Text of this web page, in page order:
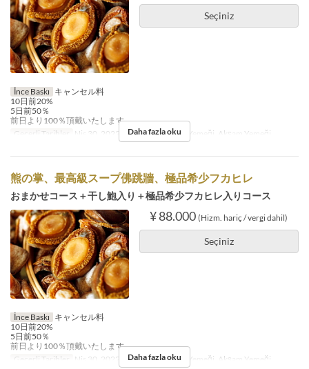
Seçiniz
İnce Baskı キャンセル料
10日前20%
5日前50％
前日より100％頂戴いたします。
Geçerli Tarihler
Nis 30, 2022 ~ Öğünler Öğle Yemeği, Akşam Yemeği
Daha fazla oku
熊の掌、最高級スープ佛跳牆、極品希少フカヒレ
おまかせコース＋干し鮑入り＋極品希少フカヒレ入りコース
¥ 88.000 (Hizm. hariç / vergi dahil)
Seçiniz
İnce Baskı キャンセル料
10日前20%
5日前50％
前日より100％頂戴いたします。
Geçerli Tarihler
Nis 30, 2022 ~ Öğünler Öğle Yemeği, Akşam Yemeği
Daha fazla oku